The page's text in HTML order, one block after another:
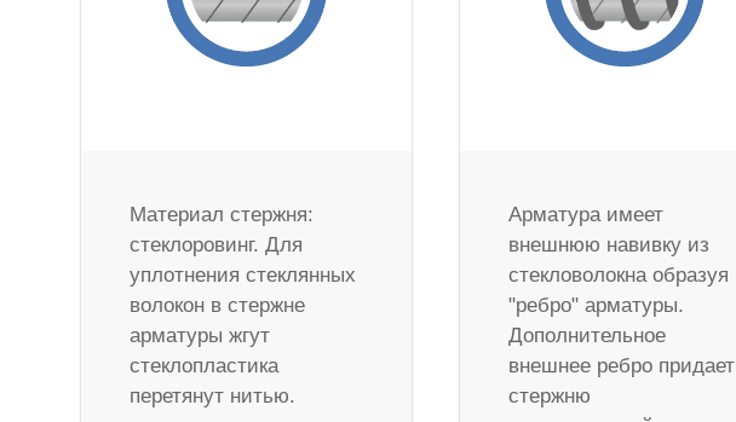
Материал стержня:
стеклоровинг. Для
уплотнения стеклянных
волокон в стержне
арматуры жгут
стеклопластика
перетянут нитью.
Арматура имеет
внешнюю навивку из
стекловолокна образуя
"ребро" арматуры.
Дополнительное
внешнее ребро придает
стержню